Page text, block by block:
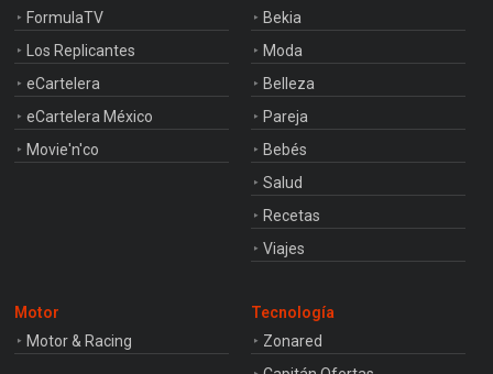
FormulaTV
Los Replicantes
eCartelera
eCartelera México
Movie'n'co
Bekia
Moda
Belleza
Pareja
Bebés
Salud
Recetas
Viajes
Motor
Motor & Racing
Tecnología
Zonared